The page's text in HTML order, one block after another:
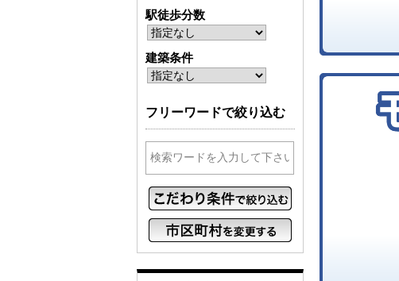
駅徒歩分数
建築条件
フリーワードで絞り込む